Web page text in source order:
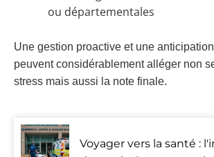
ou départementales
Une gestion proactive et une
peuvent considérablement alléger non
stress mais aussi la note finale.
Voyager vers la santé :